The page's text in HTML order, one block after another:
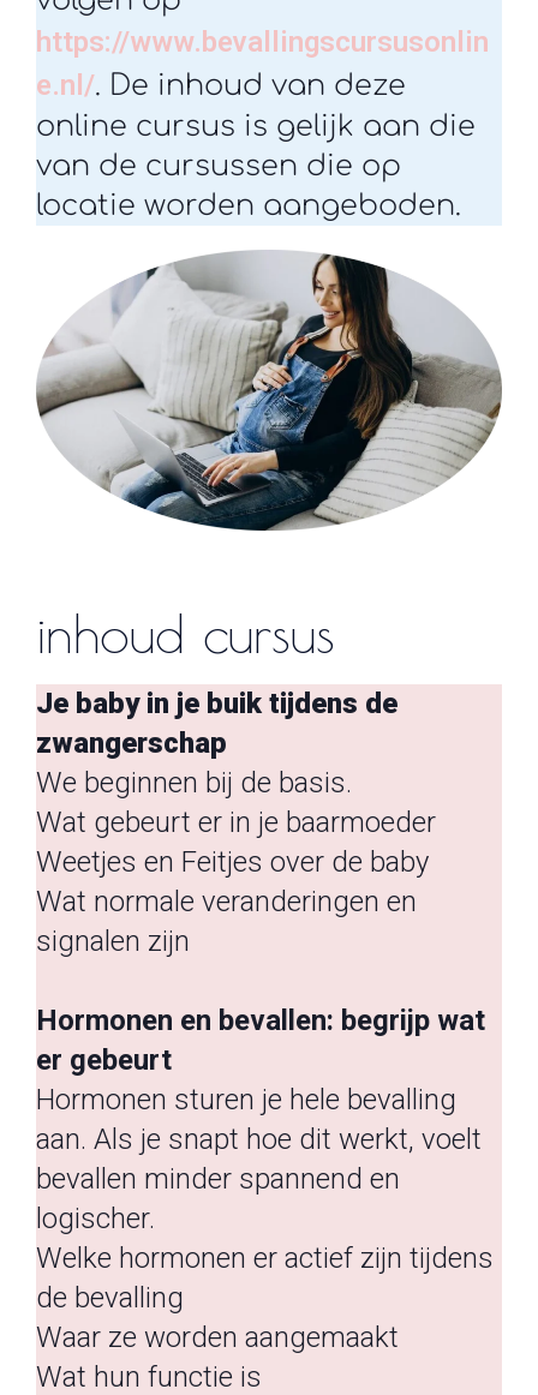
https://www.bevallingscursusonlin
e.nl/. De inhoud van deze
online cursus is gelijk aan die
van de cursussen die op
locatie worden aangeboden.
inhoud cursus
Je baby in je buik tijdens de
zwangerschap
We beginnen bij de basis.
Wat gebeurt er in je baarmoeder
Weetjes en Feitjes over de baby
Wat normale veranderingen en
signalen zijn
Hormonen en bevallen: begrijp wat
er gebeurt
Hormonen sturen je hele bevalling
aan. Als je snapt hoe dit werkt, voelt
bevallen minder spannend en
logischer.
Welke hormonen er actief zijn tijdens
de bevalling
Waar ze worden aangemaakt
Wat hun functie is